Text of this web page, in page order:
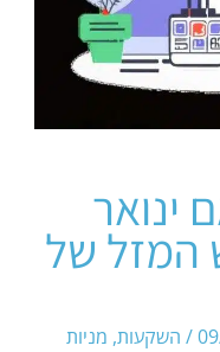
ינואר
המזל של
/ השקעות, מניות